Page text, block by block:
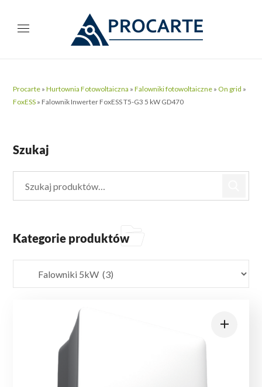
Procarte »Hurtownia Fotowoltaiczna »Falowniki fotowoltaiczne » On grid »
FoxESS » Falownik Inwerter FoxESS T5-G3 5 kW GD470
Szukaj
Kategorie produktów